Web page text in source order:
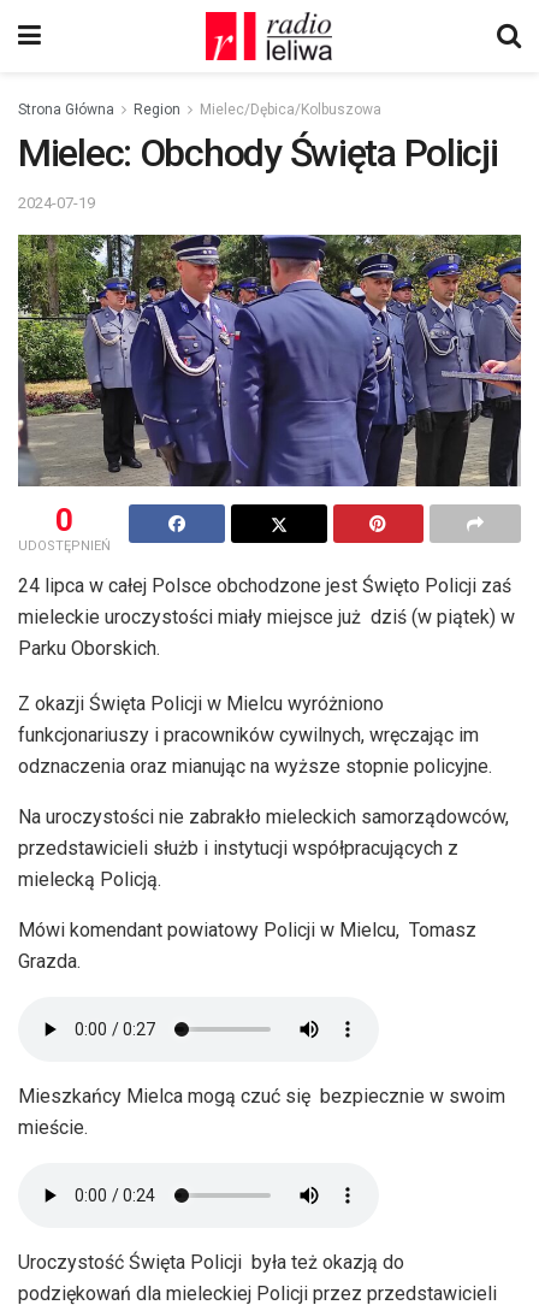
Strona Główna Region Mielec/Dębica/Kolbuszowa
Mielec: Obchody Święta Policji
2024-07-19
0
UDOSTĘPNIEŃ
24 lipca w całej Polsce obchodzone jest Święto Policji zaś
mieleckie uroczystości miały miejsce już dziś (w piątek) w
Parku Oborskich.
Z okazji Święta Policji w Mielcu wyróżniono
funkcjonariuszy i pracowników cywilnych, wręczając im
odznaczenia oraz mianując na wyższe stopnie policyjne.
Na uroczystości nie zabrakło mieleckich samorządowców,
przedstawicieli służb i instytucji współpracujących z
mielecką Policją.
Mówi komendant powiatowy Policji w Mielcu, Tomasz
Grazda.
Mieszkańcy Mielca mogą czuć się bezpiecznie w swoim
mieście.
Uroczystość Święta Policji była też okazją do
podziękowań dla mieleckiej Policji przez przedstawicieli